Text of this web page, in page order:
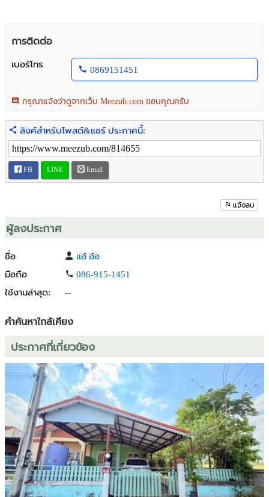
การติดต่อ
เบอร์โทร
0869151451
กรุณาแจ้งว่าดูจากเว็บ Meezub.com ขอบคุณครับ
ลิงค์สำหรับโพสต์&แชร์ ประกาศนี้:
FB LINE Email
แจ้งลบ
ผู้ลงประกาศ
ชื่อ
แอ้ อ้อ
มือถือ
086-915-1451
ใช้งานล่าสุด:
--
คำค้นหาใกล้เคียง
ประกาศที่เกี่ยวข้อง